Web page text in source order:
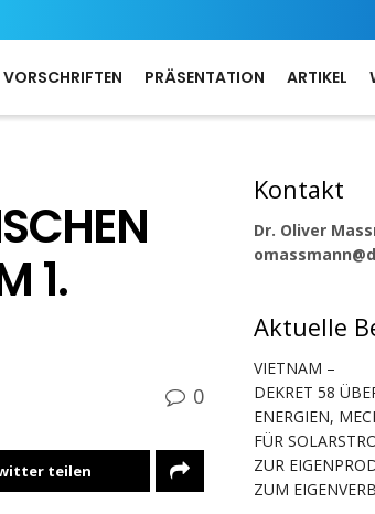
PRÄSENTATION ARTIKEL
1.
0
teilen
Kontakt
Dr. Oliver
Aktuelle
VIETNAM –
DEKRET 58
ENERGIEN,
FÜR
ZUR
ZUM